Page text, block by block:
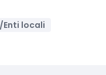
locali